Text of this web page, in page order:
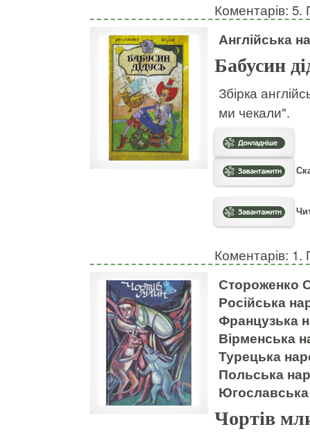
Коментарів: 5.
Англійська
Бабусин
Збірка
ми чекали".
Коментарів: 1.
Стороженко
Російська
Французька
Вірменська
Турецька
Польська
Чортів